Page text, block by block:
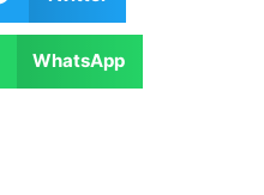
WhatsApp